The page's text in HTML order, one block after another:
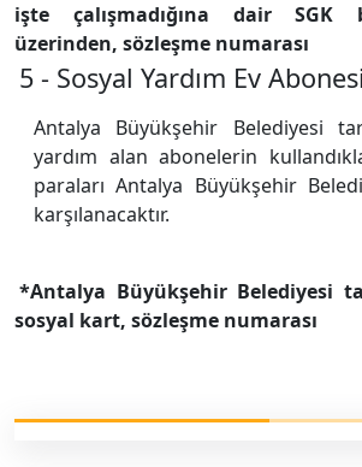
işte çalışmadığına dair SGK
üzerinden, sözleşme numarası
5 - Sosyal Yardım Ev Abonesi
Antalya Büyükşehir Belediyesi
yardım alan abonelerin
paraları Antalya Büyükşehir
karşılanacaktır.
*Antalya Büyükşehir Belediyesi
sosyal kart, sözleşme numarası